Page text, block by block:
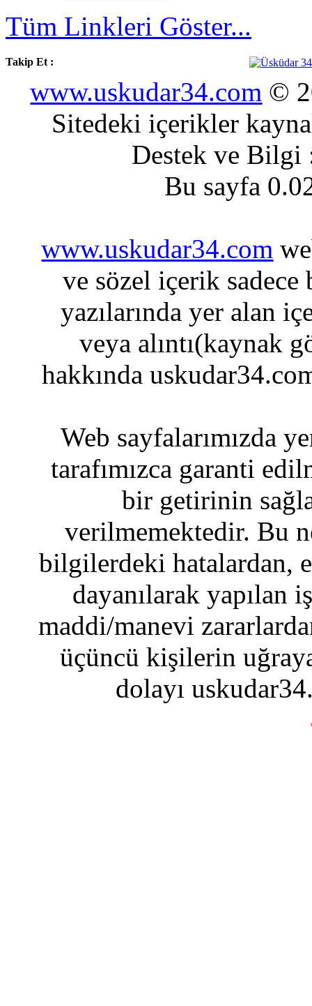
Tüm Linkleri Göster...
Takip Et :
www.uskudar34.com ©
Sitedeki içerikler
Destek ve
Bu sayfa
www.uskudar34.com
ve sözel içerik sadece
yazılarında yer alan
veya alıntı(kaynak
hakkında
Web sayfalarımızda
tarafımızca garanti
bir getirinin
verilmemektedir. Bu
bilgilerdeki hatalardan,
dayanılarak yapılan
maddi/manevi
üçüncü kişilerin
dolayı